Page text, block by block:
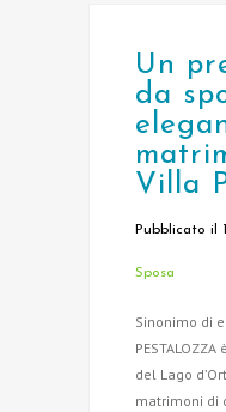
Un
da
Villa
Pubblicato il
Sposa
Sinonimo di
del Lago
matrimoni di